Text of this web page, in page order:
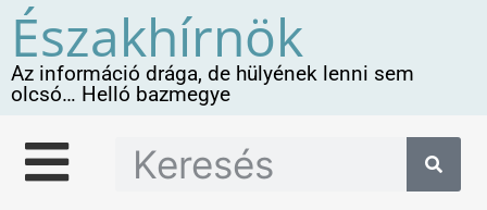
Északhírnök
Az információ drága, de hülyének lenni sem
olcsó… Helló bazmegye